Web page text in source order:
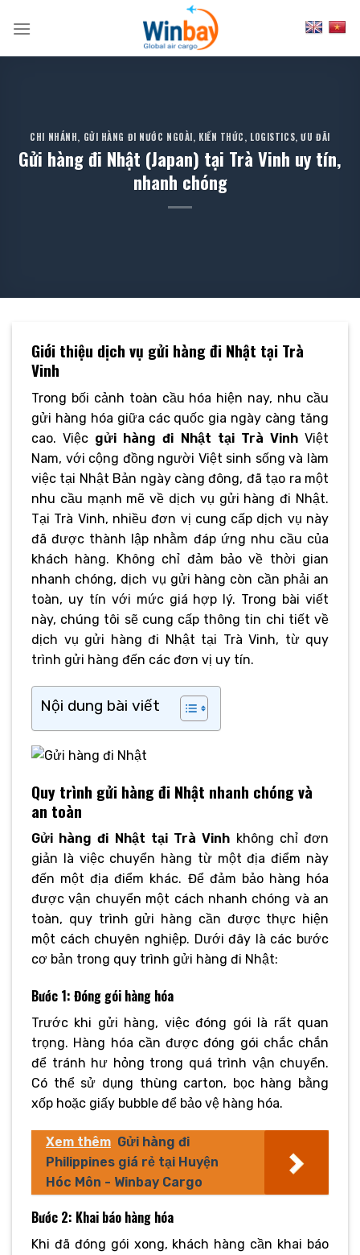
CHI NHÁNH, GỬI HÀNG ĐI NƯỚC NGOÀI, KIẾN THỨC, LOGISTICS,ƯU ĐÃI
Gửi hàng đi Nhật (Japan) tại Trà Vinh uy tín,
nhanh chóng
Giới thiệu dịch vụ gửi hàng đi Nhật tại Trà
Vinh
Trong bối cảnh toàn cầu hóa hiện nay, nhu cầu
gửi hàng hóa giữa các quốc gia ngày càng tăng
cao. Việc gửi hàng đi Nhật tại Trà VinhViệt
Nam, với cộng đồng người Việt sinh sống và làm
việc tại Nhật Bản ngày càng đông, đã tạo ra một
nhu cầu mạnh mẽ về dịch vụ gửi hàng đi Nhật.
Tại Trà Vinh, nhiều đơn vị cung cấp dịch vụ này
đã được thành lập nhằm đáp ứng nhu cầu của
khách hàng. Không chỉ đảm bảo về thời gian
nhanh chóng, dịch vụ gửi hàng còn cần phải an
toàn, uy tín với mức giá hợp lý. Trong bài viết
này, chúng tôi sẽ cung cấp thông tin chi tiết về
dịch vụ gửi hàng đi Nhật tại Trà Vinh, từ quy
trình gửi hàng đến các đơn vị uy tín.
Nội dung bài viết
Quy trình gửi hàng đi Nhật nhanh chóng và
an toàn
Gửi hàng đi Nhật tại Trà Vinh không chỉ đơn
giản là việc chuyển hàng từ một địa điểm này
đến một địa điểm khác. Để đảm bảo hàng hóa
được vận chuyển một cách nhanh chóng và an
toàn, quy trình gửi hàng cần được thực hiện
một cách chuyên nghiệp. Dưới đây là các bước
cơ bản trong quy trình gửi hàng đi Nhật:
Bước 1: Đóng gói hàng hóa
Trước khi gửi hàng, việc đóng gói là rất quan
trọng. Hàng hóa cần được đóng gói chắc chắn
để tránh hư hỏng trong quá trình vận chuyển.
Có thể sử dụng thùng carton, bọc hàng bằng
xốp hoặc giấy bubble để bảo vệ hàng hóa.
Xem thêm Gửi hàng đi
Philippines giá rẻ tại Huyện
Hóc Môn - Winbay Cargo
Bước 2: Khai báo hàng hóa
Khi đã đóng gói xong, khách hàng cần khai báo